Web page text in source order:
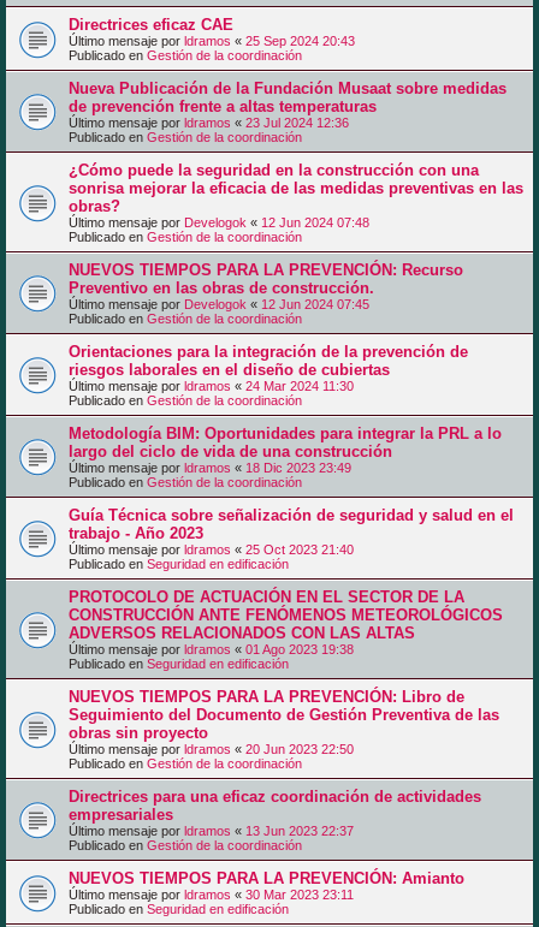
Directrices eficaz CAE
Último mensaje por ldramos « 25 Sep 2024 20:43
Publicado en Gestión de la coordinación
Nueva Publicación de la Fundación Musaat sobre medidas
de prevención frente a altas temperaturas
Último mensaje por ldramos « 23 Jul 2024 12:36
Publicado en Gestión de la coordinación
¿Cómo puede la seguridad en la construcción con una
sonrisa mejorar la eficacia de las medidas preventivas en las
obras?
Último mensaje por Develogok « 12 Jun 2024 07:48
Publicado en Gestión de la coordinación
NUEVOS TIEMPOS PARA LA PREVENCIÓN: Recurso
Preventivo en las obras de construcción.
Último mensaje por Develogok « 12 Jun 2024 07:45
Publicado en Gestión de la coordinación
Orientaciones para la integración de la prevención de
riesgos laborales en el diseño de cubiertas
Último mensaje por ldramos « 24 Mar 2024 11:30
Publicado en Gestión de la coordinación
Metodología BIM: Oportunidades para integrar la PRL a lo
largo del ciclo de vida de una construcción
Último mensaje por ldramos « 18 Dic 2023 23:49
Publicado en Gestión de la coordinación
Guía Técnica sobre señalización de seguridad y salud en el
trabajo - Año 2023
Último mensaje por ldramos « 25 Oct 2023 21:40
Publicado en Seguridad en edificación
PROTOCOLO DE ACTUACIÓN EN EL SECTOR DE LA
CONSTRUCCIÓN ANTE FENÓMENOS METEOROLÓGICOS
ADVERSOS RELACIONADOS CON LAS ALTAS
Último mensaje por ldramos « 01 Ago 2023 19:38
Publicado en Seguridad en edificación
NUEVOS TIEMPOS PARA LA PREVENCIÓN: Libro de
Seguimiento del Documento de Gestión Preventiva de las
obras sin proyecto
Último mensaje por ldramos « 20 Jun 2023 22:50
Publicado en Gestión de la coordinación
Directrices para una eficaz coordinación de actividades
empresariales
Último mensaje por ldramos « 13 Jun 2023 22:37
Publicado en Gestión de la coordinación
NUEVOS TIEMPOS PARA LA PREVENCIÓN: Amianto
Último mensaje por ldramos « 30 Mar 2023 23:11
Publicado en Seguridad en edificación